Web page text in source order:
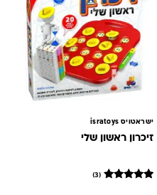
ישראטויס isratoys
זיכרון ראשון שלי
(3)